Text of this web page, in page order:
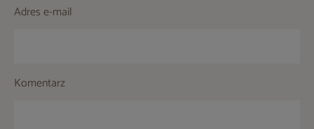
Adres e-mail
Komentarz